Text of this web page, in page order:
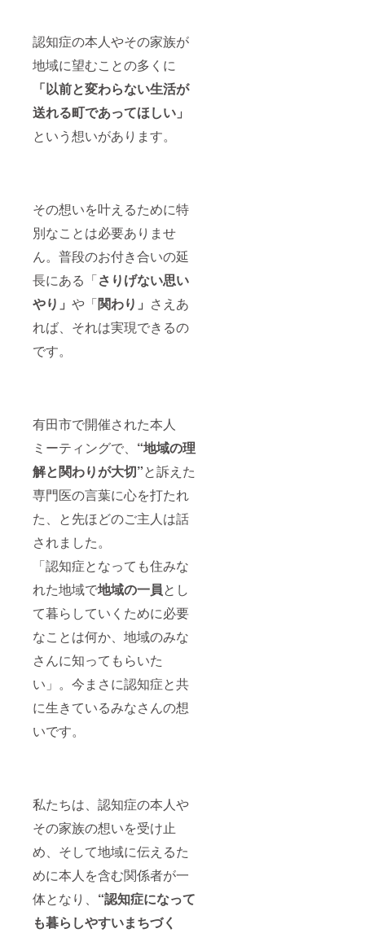
認知症の本人やその家族が
地域に望むことの多くに
「以前と変わらない生活が
送れる町であってほしい」
という想いがあります。
その想いを叶えるために特
別なことは必要ありませ
ん。普段のお付き合いの延
長にある「さりげない思い
やり」 や「関わり」 さえあ
れば、それは実現できるの
です。
有田市で開催された本人
ミーティングで、 “地域の理
解と関わりが大切”と訴えた
専門医の言葉に心を打たれ
た、と先ほどのご主人は話
されました。
「認知症となっても住みな
れた地域で地域の一員とし
て暮らしていくために必要
なことは何か、地域のみな
さんに知ってもらいた
い」。今まさに認知症と共
に生きているみなさんの想
いです。
私たちは、認知症の本人や
その家族の想いを受け止
め、そして地域に伝えるた
めに本人を含む関係者が一
体となり、 “認知症になって
も暮らしやすいまちづく